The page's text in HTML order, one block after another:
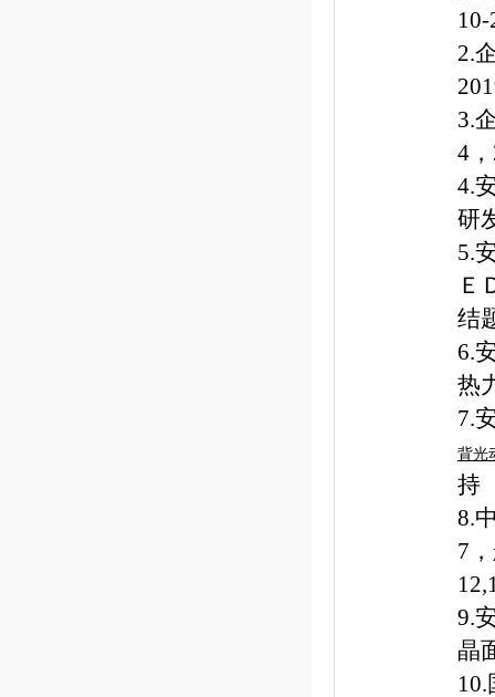
2.
3.
4，
4.
研
5.
Ｅ
结
6.
热
7.
背光
持
8.
7
9.
晶
10.